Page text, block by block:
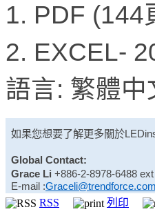
1. PDF (144
2. EXCEL-
語言: 繁體中
如果您想要了解更多關於
Global Contact:
Grace Li +886-2-8978-6488
E-mail :Graceli@trendforce.com
RSS
列印